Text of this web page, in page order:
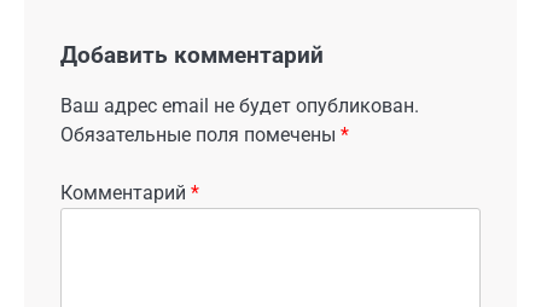
Добавить комментарий
Ваш адрес email не будет опубликован.
Обязательные поля помечены *
Комментарий *